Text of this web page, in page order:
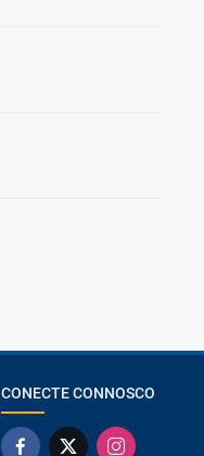
CONECTE CONNOSCO